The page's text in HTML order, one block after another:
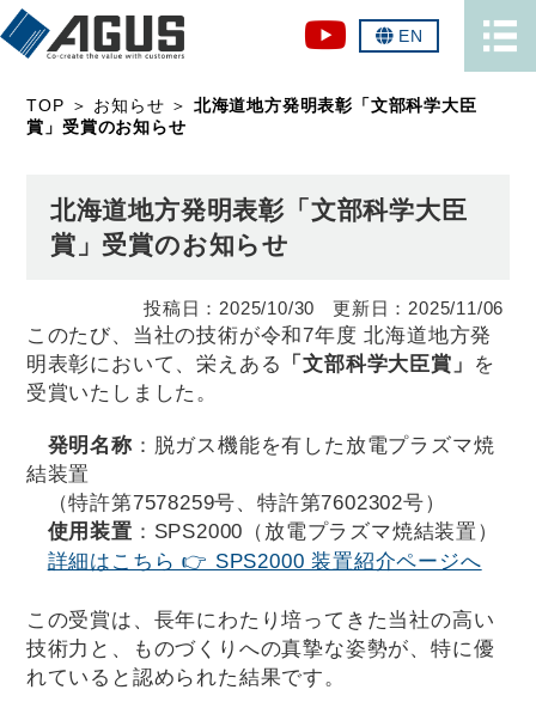
EN
TOP ＞ お知らせ ＞ 北海道地方発明表彰「文部科学大臣
賞」受賞のお知らせ
北海道地方発明表彰「文部科学大臣
賞」受賞のお知らせ
2025/10/30 2025/11/06
このたび、当社の技術が令和7年度 北海道地方発
明表彰において、栄えある 「文部科学大臣賞」 を
受賞いたしました。
発明名称 ：脱ガス機能を有した放電プラズマ焼
結装置
（特許第7578259号、特許第7602302号）
使用装置 ：SPS2000（放電プラズマ焼結装置）
詳細はこちら 👉 SPS2000 装置紹介ページへ
この受賞は、長年にわたり培ってきた当社の高い
技術力と、ものづくりへの真摯な姿勢が、特に優
れていると認められた結果です。